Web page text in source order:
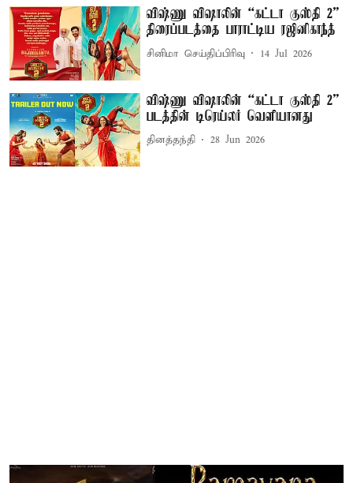
விஷ்ணு விஷாலின் “கட்டா குஸ்தி 2”
திரைப்படத்தை பாராட்டிய ரஜினிகாந்த்
சினிமா செய்திப்பிரிவு 14 Jul 2026
விஷ்ணு விஷாலின் “கட்டா குஸ்தி 2”
படத்தின் டிரெய்லர் வெளியானது
தினத்தந்தி 28 Jun 2026